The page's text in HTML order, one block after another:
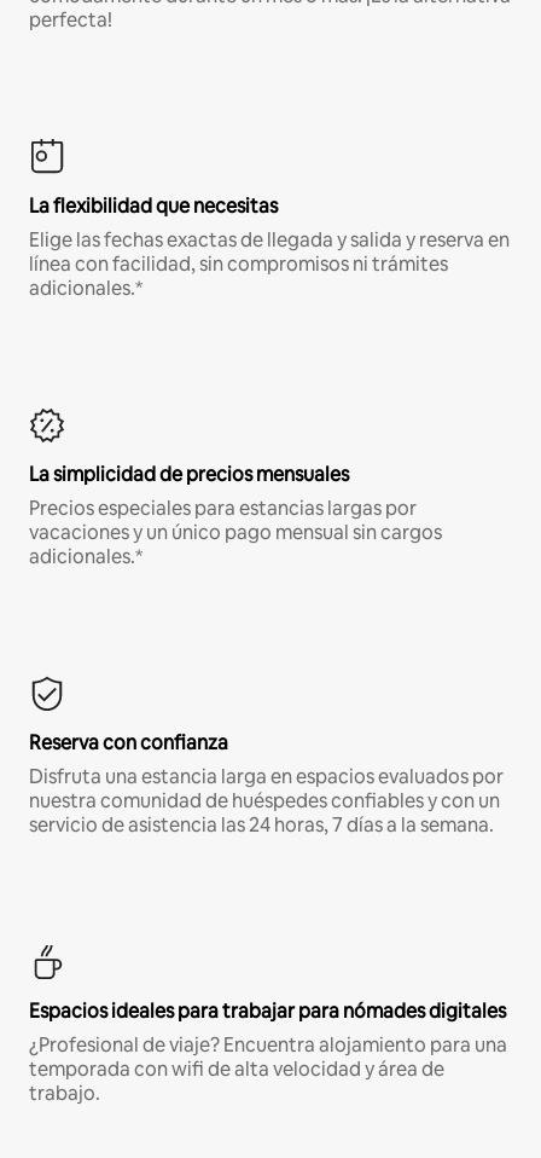
perfecta!
La flexibilidad que necesitas
Elige las fechas exactas de llegada y salida y reserva en
línea con facilidad, sin compromisos ni trámites
adicionales.*
La simplicidad de precios mensuales
Precios especiales para estancias largas por
vacaciones y un único pago mensual sin cargos
adicionales.*
Reserva con confianza
Disfruta una estancia larga en espacios evaluados por
nuestra comunidad de huéspedes confiables y con un
servicio de asistencia las 24 horas, 7 días a la semana.
Espacios ideales para trabajar para nómades digitales
¿Profesional de viaje? Encuentra alojamiento para una
temporada con wifi de alta velocidad y área de
trabajo.